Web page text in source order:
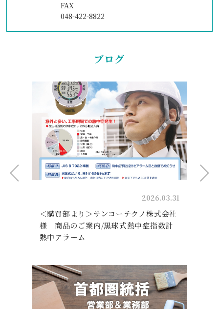
FAX
048-422-8822
ブログ
2026.03.31
＜購買部より＞サンコーテクノ株式会社
様 商品のご案内/黒球式熱中症指数計
熱中アラーム